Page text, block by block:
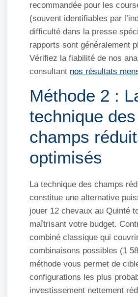
recommandée pour les
(souvent identifiables par
difficulté dans la presse
rapports sont généralement
Vérifiez la fiabilité de nos
consultant nos résultats
Méthode 2 :
technique des
champs
optimisés
La technique des champs
constitue une alternative
jouer 12 chevaux au Quinté
maîtrisant votre budget.
combiné classique qui
combinaisons possibles (1
méthode vous permet de
configurations les plus
investissement nettement